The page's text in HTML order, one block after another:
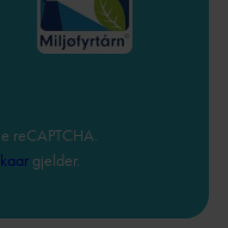
reCAPTCHA.
gjelder.